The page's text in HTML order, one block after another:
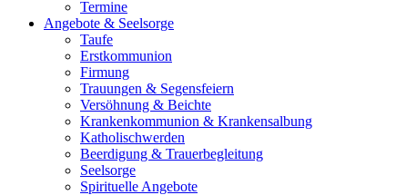
Termine
Angebote & Seelsorge
Taufe
Erstkommunion
Firmung
Trauungen & Segensfeiern
Versöhnung & Beichte
Krankenkommunion & Krankensalbung
Katholischwerden
Beerdigung & Trauerbegleitung
Seelsorge
Spirituelle Angebote